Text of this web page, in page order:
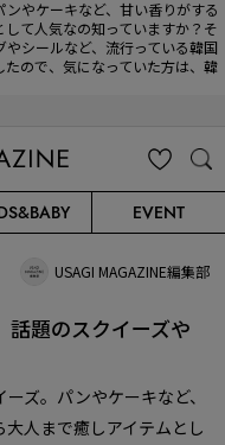
やケーキなど、甘い香りがする
て人気なの知っていますか？そ
シールなど、流行っている韓国
ので、気になっていた方は、韓
CLIP
EVENT
USAGI MAGAZINE編集部
話題のスクイーズや
ズ。パンやケーキなど、
人まで癒しアイテムとし